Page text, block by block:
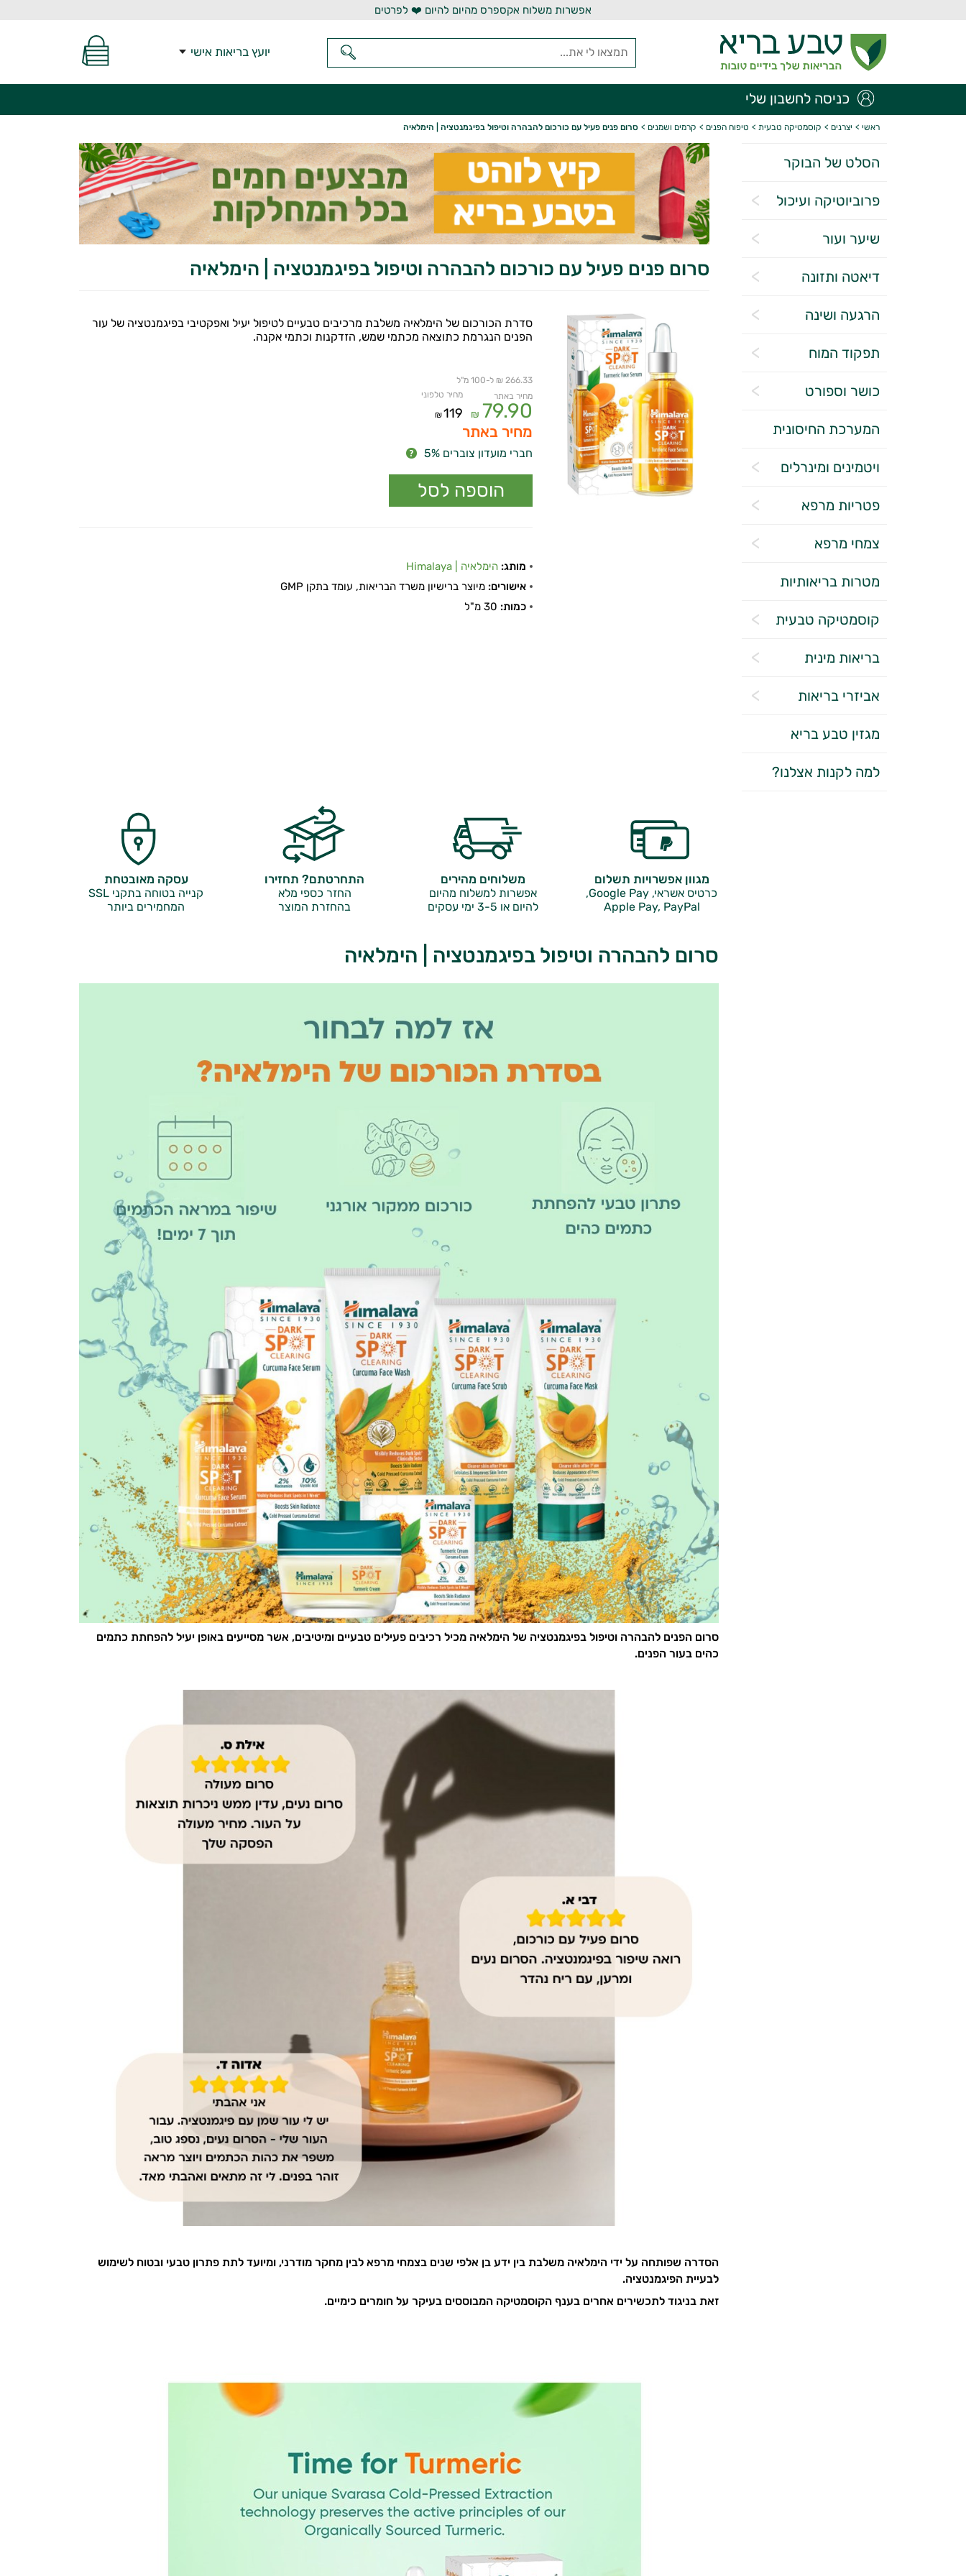
אפשרות משלוח אקספרס מהיום להיום ❤️ לפרטים
יועץ בריאות אישי
כניסה לחשבון שלי
ראשי > יצרנים > קוסמטיקה טבעית > טיפוח הפנים > קרמים ושמנים > סרום פנים פעיל עם כורכום להבהרה וטיפול בפיגמנטציה | הימלאיה
הסלט של הבוקר
פרוביוטיקה ועיכול
שיער ועור
דיאטה ותזונה
הרגעה ושינה
תפקוד המוח
כושר וספורט
המערכת החיסונית
ויטמינים ומינרלים
פטריות מרפא
צמחי מרפא
מטרות בריאותיות
קוסמטיקה טבעית
בריאות מינית
אביזרי בריאות
מגזין טבע בריא
למה לקנות אצלנו?
סרום פנים פעיל עם כורכום להבהרה וטיפול בפיגמנטציה | הימלאיה
סדרת הכורכום של הימלאיה משלבת מרכיבים טבעיים לטיפול יעיל ואפקטיבי בפיגמנטציה של עור
הפנים הנגרמת כתוצאה מכתמי שמש, הזדקנות וכתמי אקנה.
266.33 ₪ ל-100 מ"ל
מחיר באתר
79.90
₪
מחיר טלפוני
119
₪
מחיר באתר
חברי מועדון צוברים 5%
מותג: הימלאיה | Himalaya
אישורים: מיוצר ברישיון משרד הבריאות, עומד בתקן GMP
כמות:
מגוון אפשרויות תשלום
כרטיס אשראי, Google Pay,
Apple Pay, PayPal
משלוחים מהירים
אפשרות למשלוח מהיום
להיום או 3-5 ימי עסקים
התחרטתם? תחזירו
החזר כספי מלא
בהחזרת המוצר
עסקה מאובטחת
קנייה בטוחה בתקני SSL
המחמירים ביותר
סרום להבהרה וטיפול בפיגמנטציה | הימלאיה
סרום הפנים להבהרה וטיפול בפיגמנטציה של הימלאיה מכיל רכיבים פעילים טבעיים ומיטיבים, אשר מסייעים באופן יעיל להפחתת כתמים
כהים בעור הפנים.
הסדרה שפותחה על ידי הימלאיה משלבת בין ידע בן אלפי שנים בצמחי מרפא לבין מחקר מודרני, ומיועד לתת פתרון טבעי ובטוח לשימוש
לבעיית הפיגמנטציה.
זאת בניגוד לתכשירים אחרים בענף הקוסמטיקה המבוססים בעיקר על חומרים כימיים.